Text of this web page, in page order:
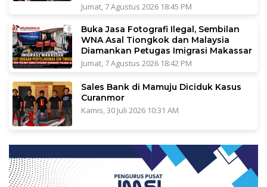
Jumat, 7 Agustus 2026 18:45 PM
Buka Jasa Fotografi Ilegal, Sembilan
WNA Asal Tiongkok dan Malaysia
Diamankan Petugas Imigrasi Makassar
Jumat, 7 Agustus 2026 18:42 PM
Sales Bank di Mamuju Diciduk Kasus
Curanmor
Kamis, 30 Juli 2026 10:31 AM